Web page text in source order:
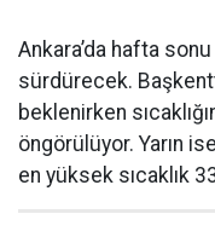
Ankara’da hafta
sürdürecek.
beklenirken
öngörülüyor. Yarın
en yüksek sıcaklık